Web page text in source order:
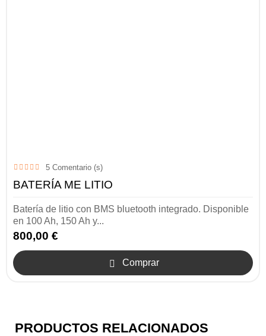
5 Comentario (s)
BATERÍA ME LITIO
Batería de litio con BMS bluetooth integrado. Disponible
en 100 Ah, 150 Ah y...
800,00 €
 Comprar
PRODUCTOS RELACIONADOS